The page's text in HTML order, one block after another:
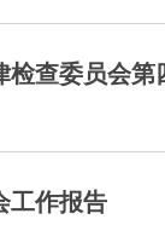
查委员会第
工作报告